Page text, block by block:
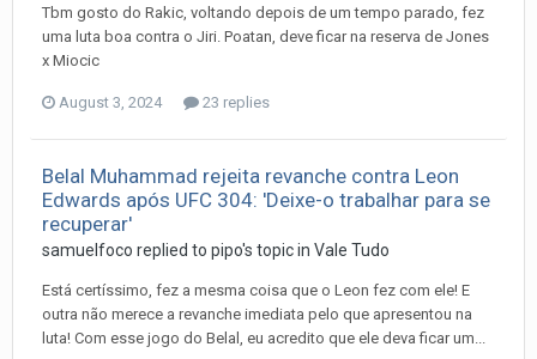
Tbm gosto do Rakic, voltando depois de um tempo parado, fez
uma luta boa contra o Jiri. Poatan, deve ficar na reserva de Jones
x Miocic
August 3, 2024 23 replies
Belal Muhammad rejeita revanche contra Leon
Edwards após UFC 304: 'Deixe-o trabalhar para se
recuperar'
samuelfoco replied to pipo's topic in Vale Tudo
Está certíssimo, fez a mesma coisa que o Leon fez com ele! E
outra não merece a revanche imediata pelo que apresentou na
luta! Com esse jogo do Belal, eu acredito que ele deva ficar um...